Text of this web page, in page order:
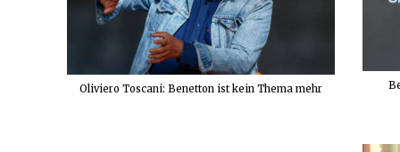
Oliviero Toscani: Benetton ist kein Thema mehr